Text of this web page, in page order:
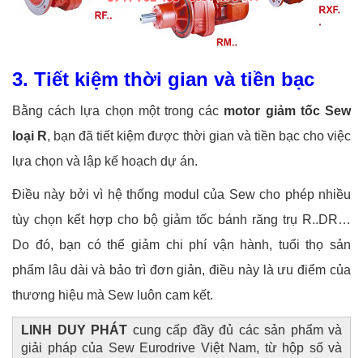
3. Tiết kiệm thời gian và tiền bạc
Bằng cách lựa chọn một trong các motor giảm tốc Sew
loại R, bạn đã tiết kiệm được thời gian và tiền bạc cho việc
lựa chọn và lập kế hoạch dự án.
Điều này bởi vì hệ thống modul của Sew cho phép nhiều
tùy chọn kết hợp cho bộ giảm tốc bánh răng trụ R..DR…
Do đó, bạn có thể giảm chi phí vận hành, tuổi thọ sản
phẩm lâu dài và bảo trì đơn giản, điều này là ưu điểm của
thương hiệu mà Sew luôn cam kết.
LINH DUY PHÁT cung cấp đầy đủ các sản phẩm và
giải pháp của Sew Eurodrive Việt Nam, từ hộp số và